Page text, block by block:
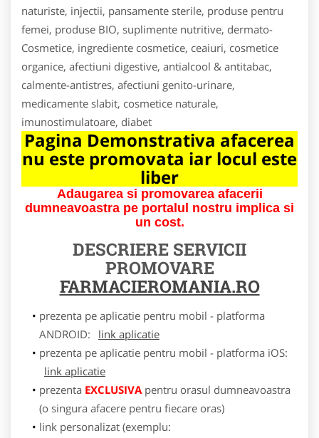
naturiste, injectii, pansamente sterile, produse pentru
femei, produse BIO, suplimente nutritive, dermato-
Cosmetice, ingrediente cosmetice, ceaiuri, cosmetice
organice, afectiuni digestive, antialcool & antitabac,
calmente-antistres, afectiuni genito-urinare,
medicamente slabit, cosmetice naturale,
imunostimulatoare, diabet
Pagina Demonstrativa afacerea
nu este promovata iar locul este
liber
Adaugarea si promovarea afacerii
dumneavoastra pe portalul nostru implica si
un cost.
DESCRIERE SERVICII
PROMOVARE
FARMACIEROMANIA.RO
prezenta pe aplicatie pentru mobil - platforma
ANDROID:
link aplicatie
prezenta pe aplicatie pentru mobil - platforma iOS:
link aplicatie
prezenta EXCLUSIVApentru orasul dumneavoastra
(o singura afacere pentru fiecare oras)
link personalizat (exemplu: